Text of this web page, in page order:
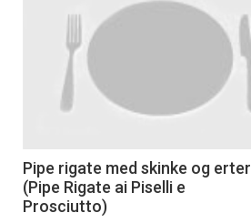
Pipe rigate med skinke og erter
(Pipe Rigate ai Piselli e
Prosciutto)